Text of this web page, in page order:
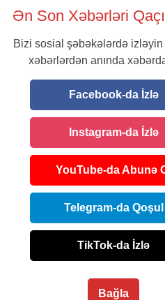
Ən Son Xəbərləri
Bizi sosial şəbəkələrdə izləyin
xəbərlərdən anında
Facebook-da İzlə
Instagram-da İzlə
YouTube-da Abunə
Telegram-da Qoşul
TikTok-da İzlə
Bağla